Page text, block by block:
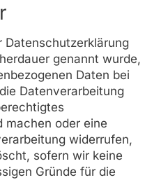
Datenschutzerklärung
genannt wurde,
Daten bei
Datenverarbeitung
machen oder eine
widerrufen,
sofern wir keine
Gründe für die